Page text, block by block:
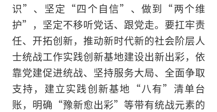
识”、坚定“四个自信”、做到“两个维
护”，坚定不移听党话、跟党走。要扛牢责
任、开拓创新，推动新时代新的社会阶层人
士统战工作实践创新基地建设出新出彩，依
靠党建促进统战、坚持服务大局、全面争取
支持，建立实践创新基地“八有”清单台
账，明确“豫新愈出彩”等带有统战元素的